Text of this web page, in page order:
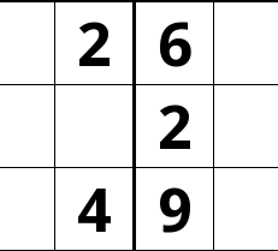
2 6
2
4 9